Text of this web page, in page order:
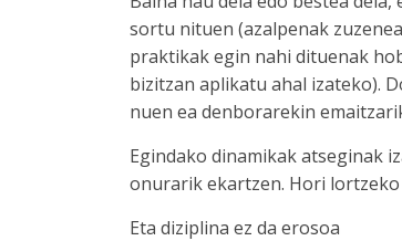
sortu nituen (azalpenak
praktikak egin nahi dituenak
bizitzan aplikatu ahal izateko).
nuen ea denborarekin
Egindako dinamikak atseginak
onurarik ekartzen. Hori lortzeko
Eta diziplina ez da erosoa